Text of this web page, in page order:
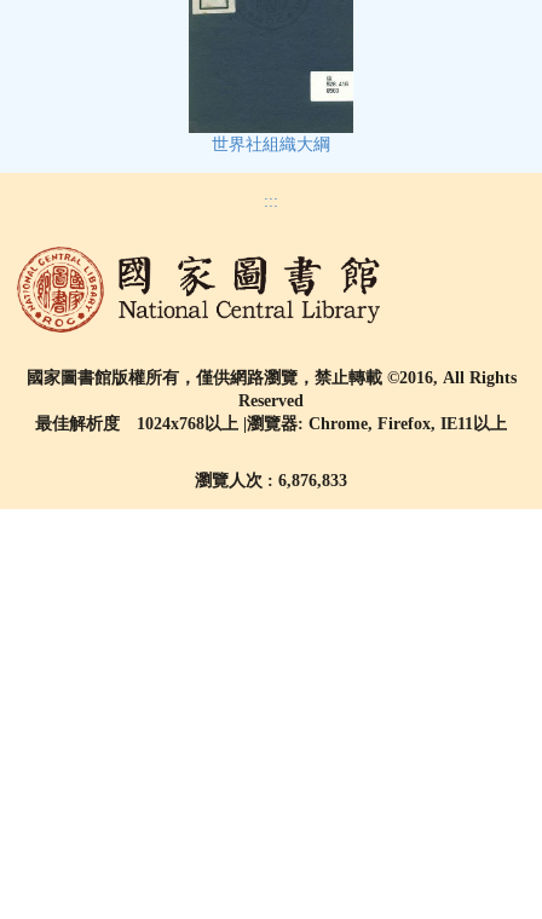
世界社組織大綱
:::
國家圖書館版權所有，僅供網路瀏覽，禁止轉載 ©2016, All Rights
Reserved
最佳解析度 1024x768以上 |瀏覽器: Chrome, Firefox, IE11以上
瀏覽人次 : 6,876,833